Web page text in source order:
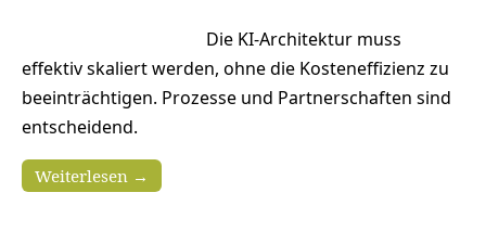
Die KI-Architektur muss
effektiv skaliert werden, ohne die Kosteneffizienz zu
beeinträchtigen. Prozesse und Partnerschaften sind
entscheidend.
Weiterlesen →